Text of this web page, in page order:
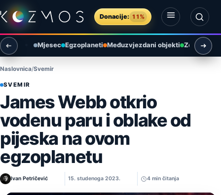
Preskoči na sadržaj
Donacije: 11%
Otvori izbornik
Otvori pretragu
Mjesec Egzoplaneti Međuzvjezdani objekti Zemlja i
Naslovnica Svemir
SVEMIR
James Webb otkrio
vodenu paru i oblake od
pijeska na ovom
egzoplanetu
Ivan Petričević 15. studenoga 2023. 4 min čitanja